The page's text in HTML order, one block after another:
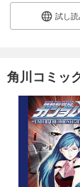
試し
角川コミッ